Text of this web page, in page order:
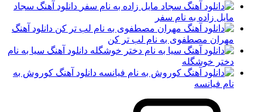
دانلود آهنگ سجاد
مایل زاده به نام سفر
دانلود آهنگ
مهران مصطفوی به نام لب تر کن
دانلود آهنگ سیا به نام
دختر خوشگله
دانلود آهنگ کوروش به
نام فیانسه